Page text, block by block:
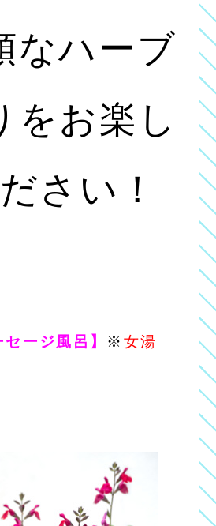
なハーブ
をお楽し
さい！
セージ風呂】 ※ 女湯